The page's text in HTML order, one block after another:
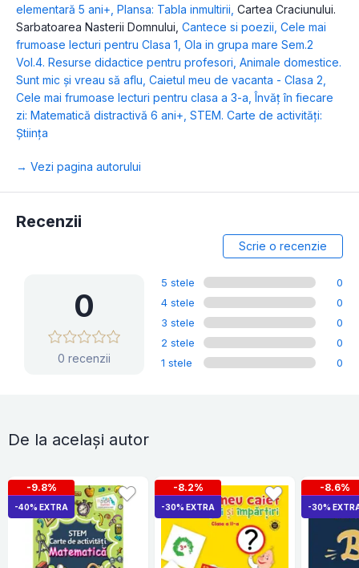
elementară 5 ani+ Plansa: Tabla inmultirii Cartea Craciunului.
Sarbatoarea Nasterii Domnului Cantece si poezii Cele mai
frumoase lecturi pentru Clasa 1 Ola in grupa mare Sem.2
Vol.4. Resurse didactice pentru profesori Animale domestice.
Sunt mic și vreau să aflu Caietul meu de vacanta - Clasa 2
Cele mai frumoase lecturi pentru clasa a 3-a ,Învăț în fiecare
zi: Matematică distractivă 6 ani+ STEM. Carte de activități:
Știința
→ Vezi pagina autorului
Recenzii
Scrie o recenzie
0
0 recenzii
5 stele
0
4 stele
0
3 stele
0
2 stele
0
1 stele
0
De la același autor
-9.8%
-40% EXTRA
-8.2%
-30% EXTRA
-8.6%
-30%